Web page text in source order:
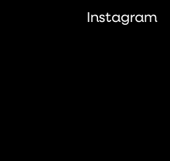
Instagram